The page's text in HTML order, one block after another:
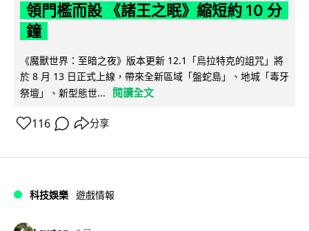
領門檻而設 《諸王之眠》縮短約 10 分
鐘
《魔獸世界：至暗之夜》版本更新 12.1「烏拉特克的詛咒」將
於 8 月 13 日正式上線，帶來全新區域「盤蛇島」、地城「毒牙
祭壇」、新型態世...
閱讀全文
116 分享
科技娛樂 遊戲情報